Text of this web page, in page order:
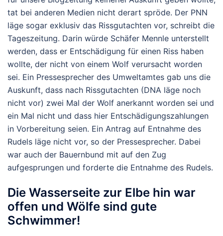
tat bei anderen Medien nicht derart spröde. Der PNN
läge sogar exklusiv das Rissgutachten vor, schreibt die
Tageszeitung. Darin würde Schäfer Mennle unterstellt
werden, dass er Entschädigung für einen Riss haben
wollte, der nicht von einem Wolf verursacht worden
sei. Ein Pressesprecher des Umweltamtes gab uns die
Auskunft, dass nach Rissgutachten (DNA läge noch
nicht vor) zwei Mal der Wolf anerkannt worden sei und
ein Mal nicht und dass hier Entschädigungszahlungen
in Vorbereitung seien. Ein Antrag auf Entnahme des
Rudels läge nicht vor, so der Pressesprecher. Dabei
war auch der Bauernbund mit auf den Zug
aufgesprungen und forderte die Entnahme des Rudels.
Die Wasserseite zur Elbe hin war
offen und Wölfe sind gute
Schwimmer!